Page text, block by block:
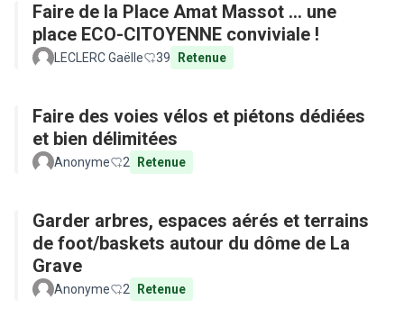
Faire de la Place Amat Massot ... une
place ECO-CITOYENNE conviviale !
LECLERC Gaëlle 39 Retenue
Faire des voies vélos et piétons dédiées
et bien délimitées
Anonyme 2 Retenue
Garder arbres, espaces aérés et terrains
de foot/baskets autour du dôme de La
Grave
Anonyme 2 Retenue